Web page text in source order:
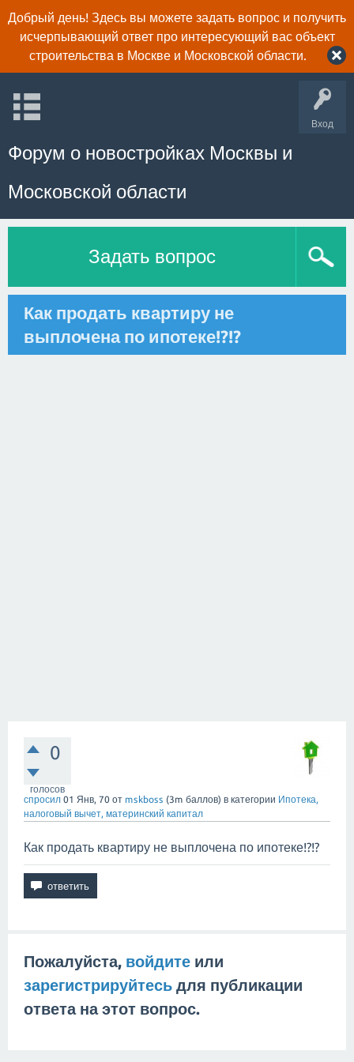
Добрый день! Здесь вы можете задать вопрос и получить
исчерпывающий ответ про интересующий вас объект
строительства в Москве и Московской области.
Вход
Форум о новостройках Москвы и
Московской области
Задать вопрос
Как продать квартиру не
выплочена по ипотеке!?!?
0
голосов
спросил 01 Янв, 70 от mskboss (3m баллов) в категории Ипотека,
налоговый вычет, материнский капитал
Как продать квартиру не выплочена по ипотеке!?!?
Пожалуйста, войдите или
зарегистрируйтесь для публикации
ответа на этот вопрос.